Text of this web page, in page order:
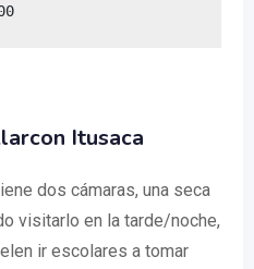
Itusaca
dos cámaras, una seca
visitarlo en la tarde/noche,
ir escolares a tomar